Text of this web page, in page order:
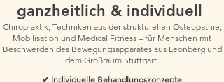
ganzheitlich & individuell
Chiropraktik, Techniken aus der strukturellen Osteopathie,
Mobilisation und Medical Fitness – für Menschen mit
Beschwerden des Bewegungsapparates aus Leonberg und
dem Großraum Stuttgart.
✔ Individuelle Behandlungskonzepte